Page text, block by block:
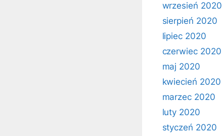
wrzesień 2020
sierpień 2020
lipiec 2020
czerwiec 2020
maj 2020
kwiecień 2020
marzec 2020
luty 2020
styczeń 2020